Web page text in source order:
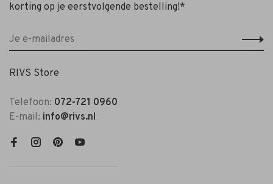
korting op je eerstvolgende bestelling!*
RIVS Store
Telefoon: 072-721 0960
E-mail: info@rivs.nl